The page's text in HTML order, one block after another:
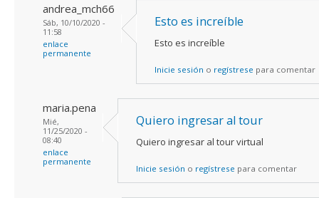
andrea_mch66
Sáb, 10/10/2020 -
11:58
enlace
permanente
Esto es increíble
Esto es increíble
Inicie sesión o regístrese para comentar
maria.pena
Mié,
11/25/2020 -
08:40
enlace
permanente
Quiero ingresar al tour
Quiero ingresar al tour virtual
Inicie sesión o regístrese para comentar